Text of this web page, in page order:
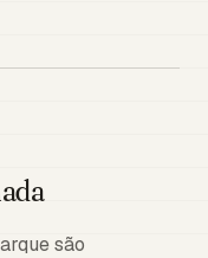
são